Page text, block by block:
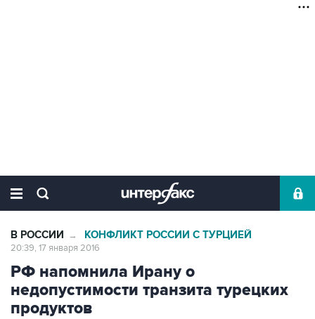
В РОССИИ → КОНФЛИКТ РОССИИ С ТУРЦИЕЙ
20:39, 17 января 2016
РФ напомнила Ирану о
недопустимости транзита турецких
продуктов